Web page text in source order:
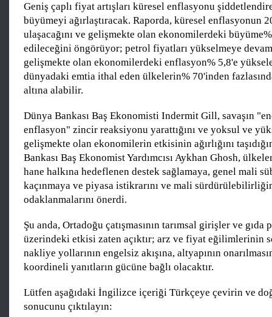
Geniş çaplı fiyat artışları küresel enflasyonu
büyümeyi ağırlaştıracak. Raporda, küresel enflasyonun
ulaşacağını ve gelişmekte olan ekonomilerdeki
edileceğini öngörüyor; petrol fiyatları yükselmeye
gelişmekte olan ekonomilerdeki enflasyon% 5,8'e
dünyadaki emtia ithal eden ülkelerin% 70'inden
altına alabilir.
Dünya Bankası Baş Ekonomisti Indermit Gill, savaşın
enflasyon" zincir reaksiyonu yarattığını ve yoksul ve
gelişmekte olan ekonomilerin etkisinin ağırlığını
Bankası Baş Ekonomist Yardımcısı Aykhan Ghosh,
hane halkına hedeflenen destek sağlamaya, genel mali
kaçınmaya ve piyasa istikrarını ve mali
odaklanmalarını önerdi.
Şu anda, Ortadoğu çatışmasının tarımsal girişler ve gıda
üzerindeki etkisi zaten açıktır; arz ve fiyat eğilimlerinin
nakliye yollarının engelsiz akışına, altyapının
koordineli yanıtların gücüne bağlı olacaktır.
Lütfen aşağıdaki İngilizce içeriği Türkçeye çevirin ve
sonucunu çıktılayın: